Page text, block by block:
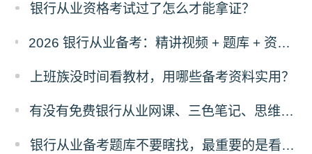
银行从业资格考试过了怎么才能拿证？
2026 银行从业备考：精讲视频 + 题库 + 资料一站式，零基础也能过
上班族没时间看教材，用哪些备考资料实用？
有没有免费银行从业网课、三色笔记、思维导图、计算公式！
银行从业备考题库不要瞎找，最重要的是看这三点！